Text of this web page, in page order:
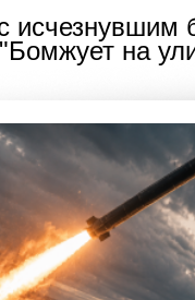
исчезнувшим
на